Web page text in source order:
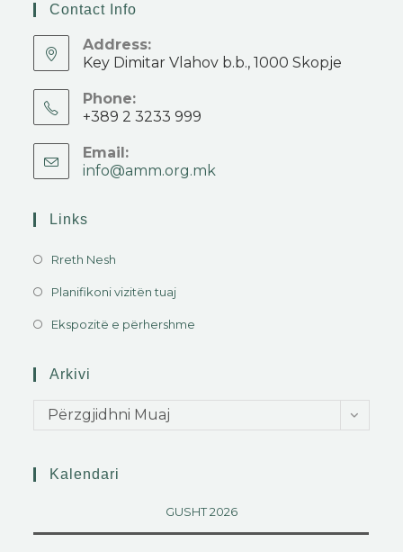
Contact Info
Address:
Key Dimitar Vlahov b.b., 1000 Skopje
Phone:
+389 2 3233 999
Email:
info@amm.org.mk
Links
Rreth Nesh
Planifikoni vizitën tuaj
Ekspozitë e përhershme
Arkivi
Përzgjidhni Muaj
Kalendari
GUSHT 2026